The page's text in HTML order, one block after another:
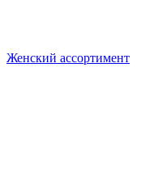
Женский ассортимент